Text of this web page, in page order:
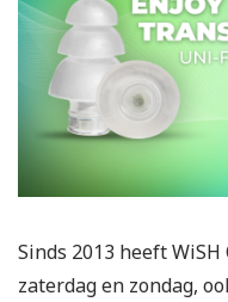
Sinds 2013 heeft
zaterdag en zondag,